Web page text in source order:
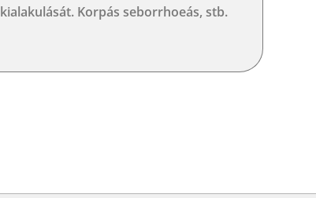
kialakulását. Korpás seborrhoeás, stb.